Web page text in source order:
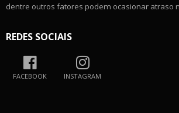
dentre outros fatores podem ocasionar atraso
REDES SOCIAIS
FACEBOOK INSTAGRAM